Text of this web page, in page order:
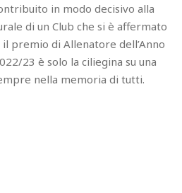
in modo decisivo alla
di un Club che si è affermato
premio di Allenatore dell’Anno
23 è solo la ciliegina su una
nella memoria di tutti.